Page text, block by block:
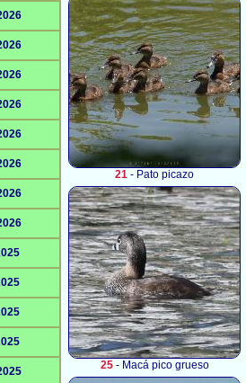
21 - Pato picazo
25- Macá pico grueso